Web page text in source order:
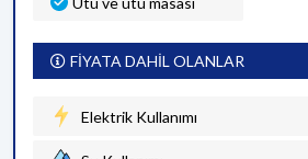
FİYATA DAHİL OLANLAR
Elektrik Kullanımı